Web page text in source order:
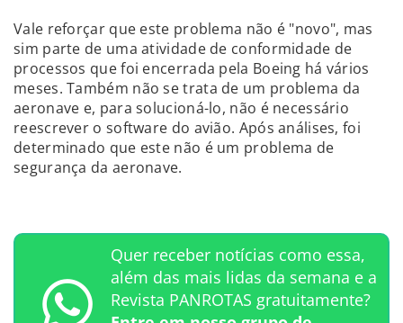
Vale reforçar que este problema não é "novo", mas
sim parte de uma atividade de conformidade de
processos que foi encerrada pela Boeing há vários
meses. Também não se trata de um problema da
aeronave e, para solucioná-lo, não é necessário
reescrever o software do avião. Após análises, foi
determinado que este não é um problema de
segurança da aeronave.
Quer receber notícias como essa,
além das mais lidas da semana e a
Revista PANROTAS gratuitamente?